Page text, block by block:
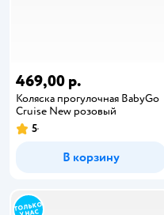
469,00 р.
Коляска прогулочная BabyGo
Cruise New розовый
5
В корзину